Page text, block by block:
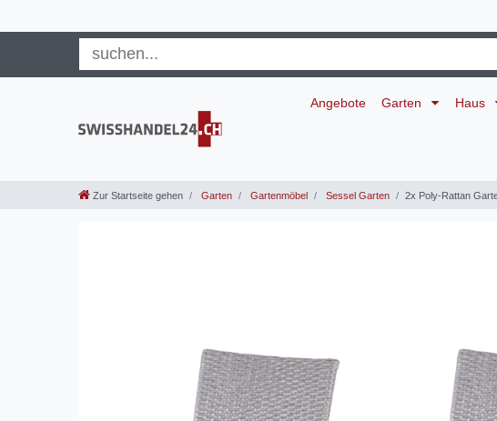
Angebote Garten Haus
Zur Startseite gehen Garten Gartenmöbel Sessel Garten 2x Poly-Rattan